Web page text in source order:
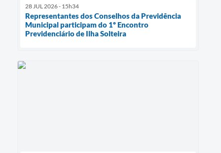
28 JUL 2026 - 15h34
Representantes dos Conselhos da Previdência
Municipal participam do 1º Encontro
Previdenciário de Ilha Solteira